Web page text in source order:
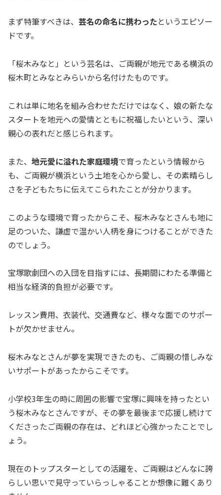
まず特筆すべきは、 芸名の命名に携わったというエピソー
ドです。
「桜木みなと」という芸名は、ご両親が地元である横浜の
桜木町とみなとみらいから名付けたものです。
これは単に地名を組み合わせただけではなく、娘の新たな
スタートを地元への愛情とともに祝福したいという、深い
親心の表れだと感じられます。
また、 地元愛に溢れた家庭環境で育ったという情報から
も、ご両親が横浜という土地を心から愛し、その素晴らし
さを子どもたちに伝えてこられたことが分かります。
このような環境で育ったからこそ、桜木みなとさんも地に
足のついた、謙虚で温かい人柄を身につけることができた
のでしょう。
宝塚歌劇団への入団を目指すには、長期間にわたる準備と
相当な経済的負担が必要です。
レッスン費用、衣装代、交通費など、様々な面でのサポー
トが欠かせません。
桜木みなとさんが夢を実現できたのも、ご両親の惜しみな
いサポートがあったからこそです。
小学校3年生の時に周囲の影響で宝塚に興味を持ったとい
う桜木みなとさんですが、その夢を最後まで応援し続けて
くださったご両親の存在は、どれほど心強かったことでし
ょう。
現在のトップスターとしての活躍を、ご両親はどんなに誇
らしい思いで見守っていらっしゃることか想像に難くあり